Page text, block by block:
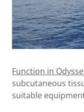
Function in
subcutaneous
suitable